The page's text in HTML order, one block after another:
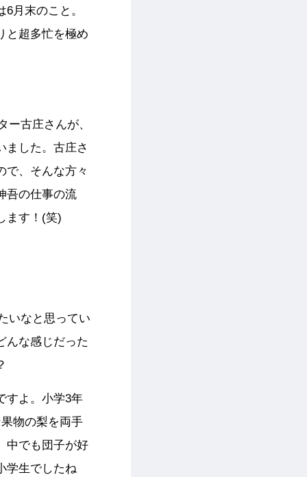
月末のこと。
と超多忙を極め
古庄さんが、
ました。古庄さ
で、そんな方々
吾の仕事の流
ます！(笑)
いなと思ってい
んな感じだった
すよ。小学3年
物の梨を両手
中でも団子が好
学生でしたね